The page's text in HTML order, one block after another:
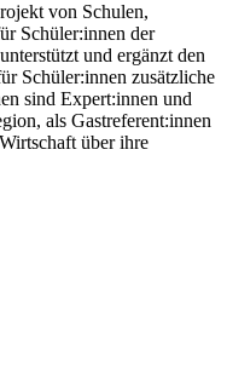
von Schulen,
Schüler:innen der
und ergänzt den
Schüler:innen zusätzliche
sind Expert:innen und
als Gastreferent:innen
über ihre